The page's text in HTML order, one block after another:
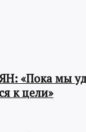
«Пока мы
к цели»